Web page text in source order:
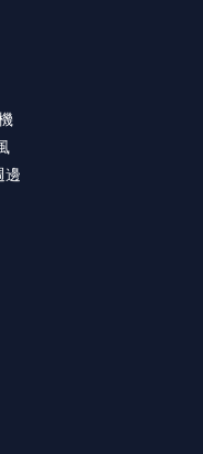
邊